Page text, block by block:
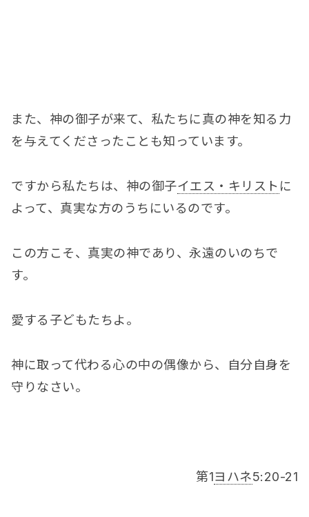
また、神の御子が来て、私たちに真の神を知る力
を与えてくださったことも知っています。
ですから私たちは、神の御子イエス・キリスト に
よって、真実な方のうちにいるのです。
この方こそ、真実の神であり、永遠のいのちで
す。
愛する子どもたちよ。
神に取って代わる心の中の偶像から、自分自身を
守りなさい。
第1ヨハネ5:20-21